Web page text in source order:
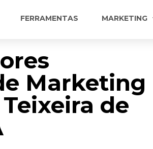
FERRAMENTAS MARKETING
Marketing
de